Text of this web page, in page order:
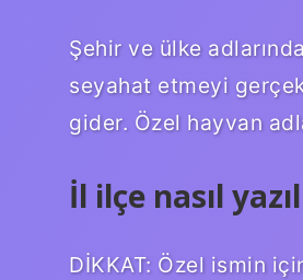
Şehir ve ülke
seyahat etmeyi
gider. Özel hayvan
İl ilçe nasıl
DİKKAT: Özel ismin